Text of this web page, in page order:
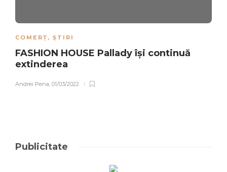
COMERȚ , ȘTIRI
FASHION HOUSE Pallady își continuă
extinderea
Andrei Pena, 01/03/2022
Publicitate